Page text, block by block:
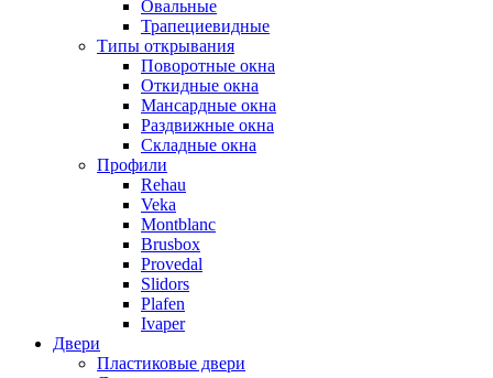
Овальные
Трапециевидные
Типы открывания
Поворотные окна
Откидные окна
Мансардные окна
Раздвижные окна
Складные окна
Профили
Rehau
Veka
Montblanc
Brusbox
Provedal
Slidors
Plafen
Ivaper
Двери
Пластиковые двери